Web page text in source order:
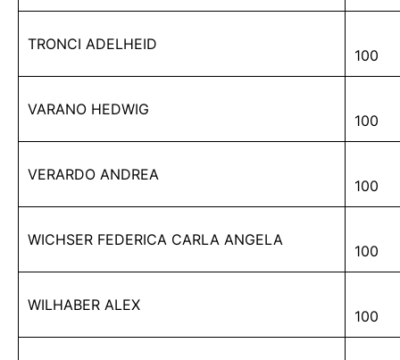
TRONCI ADELHEID
100
VARANO HEDWIG
100
VERARDO ANDREA
100
WICHSER FEDERICA CARLA ANGELA
100
WILHABER ALEX
100